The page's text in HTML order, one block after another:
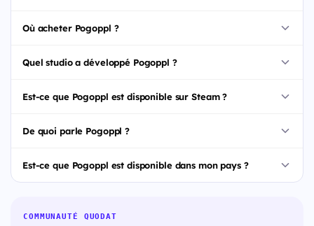
Où acheter Pogoppl ?
Quel studio a développé Pogoppl ?
Est-ce que Pogoppl est disponible sur Steam ?
De quoi parle Pogoppl ?
Est-ce que Pogoppl est disponible dans mon pays ?
COMMUNAUTÉ QUODAT